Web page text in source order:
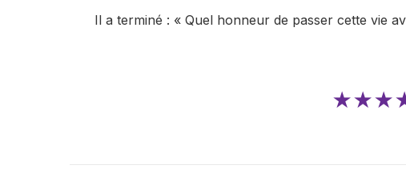
Il a terminé : « Quel honneur de passer cette vie